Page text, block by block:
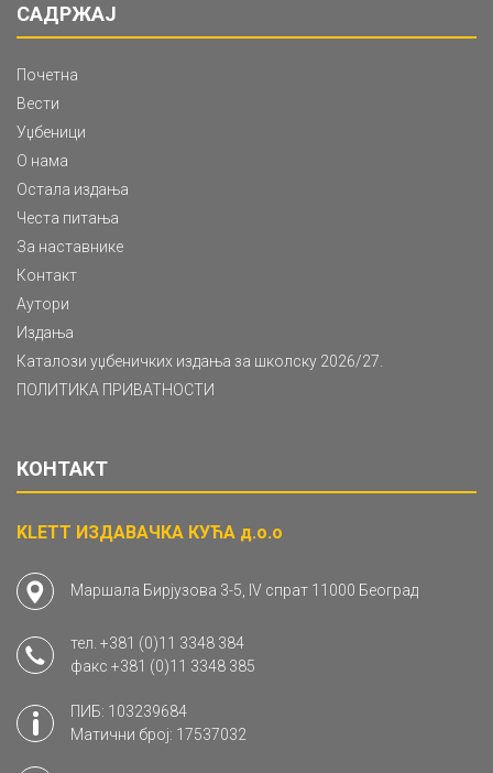
САДРЖАЈ
Почетна
Вести
Уџбеници
О нама
Остала издања
Честа питања
За наставнике
Контакт
Аутори
Издања
Каталози уџбеничких издања за школску 2026/27.
ПОЛИТИКА ПРИВАТНОСТИ
КОНТАКТ
KLETT ИЗДАВАЧКА КУЋА д.о.о
Маршала Бирјузова 3-5, IV спрат 11000 Београд
тел. +381 (0)11 3348 384
факс +381 (0)11 3348 385
ПИБ: 103239684
Матични број: 17537032